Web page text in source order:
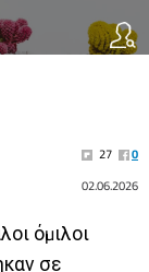
27
0
02.06.2026
όµιλοι
σε